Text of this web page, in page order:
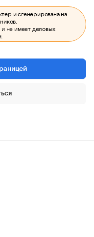
и сгенерирована на
и не имеет деловых